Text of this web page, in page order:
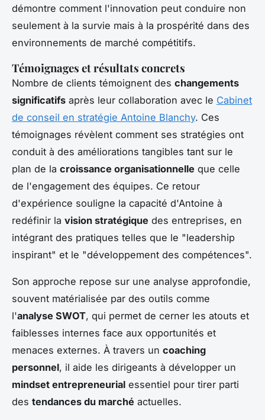
démontre comment l'innovation peut conduire non
seulement à la survie mais à la prospérité dans des
environnements de marché compétitifs.
Témoignages et résultats concrets
Nombre de clients témoignent des changements
significatifs après leur collaboration avec le Cabinet
de conseil en stratégie Antoine Blanchy. Ces
témoignages révèlent comment ses stratégies ont
conduit à des améliorations tangibles tant sur le
plan de la croissance organisationnelle que celle
de l'engagement des équipes. Ce retour
d'expérience souligne la capacité d'Antoine à
redéfinir la vision stratégique des entreprises, en
intégrant des pratiques telles que le "leadership
inspirant" et le "développement des compétences".
Son approche repose sur une analyse approfondie,
souvent matérialisée par des outils comme
l'analyse SWOT, qui permet de cerner les atouts et
faiblesses internes face aux opportunités et
menaces externes. À travers un coaching
personnel, il aide les dirigeants à développer un
mindset entrepreneurial essentiel pour tirer parti
des tendances du marché actuelles.